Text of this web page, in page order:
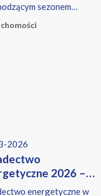
sezonem
2026
2026 –
koszty
energetyczne w